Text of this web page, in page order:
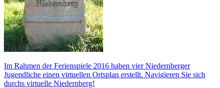
Im Rahmen der Ferienspiele 2016 haben vier Niedernberger
Jugendliche einen virtuellen Ortsplan erstellt. Navigieren Sie sich
durchs virtuelle Niedernberg!